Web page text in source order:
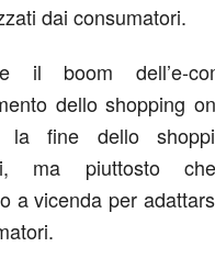
dai consumatori.
il boom dell’e-
dello shopping
la fine dello
ma piuttosto
a vicenda per